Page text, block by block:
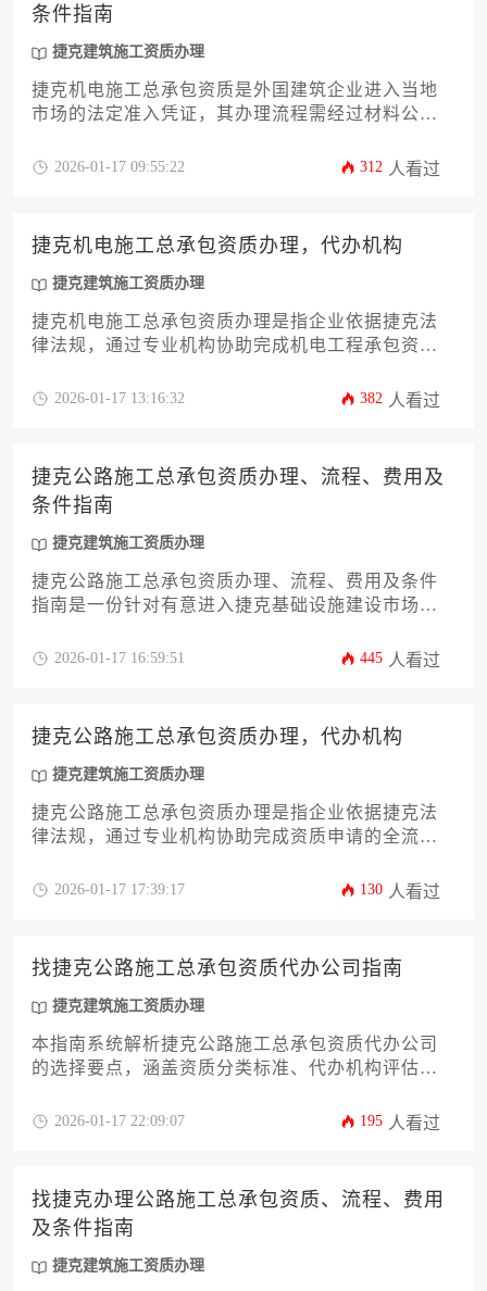
条件指南
捷克建筑施工资质办理
捷克机电施工总承包资质是外国建筑企业进入当地
市场的法定准入凭证，其办理流程需经过材料公
节，总费用约需50万至200万克朗，核心条件包括设
2026-01-17 09:55:22 312 人看过
捷克机电施工总承包资质办理，代办机构
捷克建筑施工资质办理
捷克机电施工总承包资质办理是指企业依据捷克法
律法规，通过专业机构协助完成机电工程承包资质
批跟进等环节，旨在帮助国际企业合规进入捷克建
2026-01-17 13:16:32 382 人看过
捷克公路施工总承包资质办理、流程、费用及
条件指南
捷克建筑施工资质办理
捷克公路施工总承包资质办理、流程、费用及条件
指南是一份针对有意进入捷克基础设施建设市场的
请条件、审批流程、费用构成及合规要求等核心内
2026-01-17 16:59:51 445 人看过
捷克公路施工总承包资质办理，代办机构
捷克建筑施工资质办理
捷克公路施工总承包资质办理是指企业依据捷克法
律法规，通过专业机构协助完成资质申请的全流程
跟踪等环节，旨在帮助境外建筑企业合法合规承接
2026-01-17 17:39:17 130 人看过
找捷克公路施工总承包资质代办公司指南
捷克建筑施工资质办理
本指南系统解析捷克公路施工总承包资质代办公司
的选择要点，涵盖资质分类标准、代办机构评估维
建市场的企业提供全流程实操方案。
2026-01-17 22:09:07 195 人看过
找捷克办理公路施工总承包资质、流程、费用
及条件指南
捷克建筑施工资质办理